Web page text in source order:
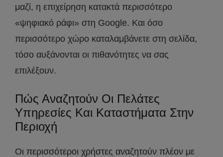
μαζί, η επιχείρηση κατακτά περισσότερο
«ψηφιακό ράφι» στη Google. Και όσο
περισσότερο χώρο καταλαμβάνετε στη σελίδα,
τόσο αυξάνονται οι πιθανότητες να σας
επιλέξουν.
Πώς Αναζητούν Οι Πελάτες
Υπηρεσίες Και Καταστήματα Στην
Περιοχή
Οι περισσότεροι χρήστες αναζητούν πλέον με